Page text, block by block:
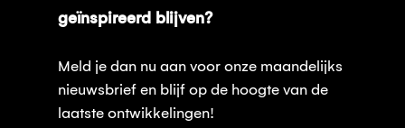
geïnspireerd blijven?
Meld je dan nu aan voor onze maandelijks
nieuwsbrief en blijf op de hoogte van de
laatste ontwikkelingen!